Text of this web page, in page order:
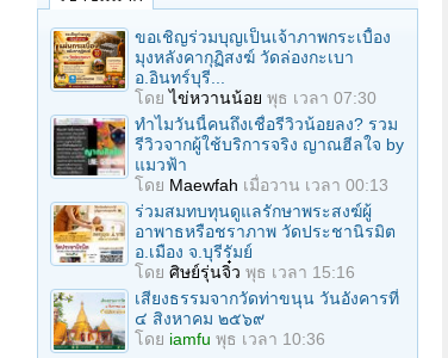
ขอเชิญร่วมบุญเป็นเจ้าภาพกระเบื้อง
มุงหลังคากุฏิสงฆ์ วัดล่องกะเบา
อ.อินทร์บุรี...
โดยไข่หวานน้อย พุธ เวลา 07:30
ทำไมวันนี้คนถึงเชื่อรีวิวน้อยลง? รวม
รีวิวจากผู้ใช้บริการจริง ญาณฮีลใจ by
แมวฟ้า
โดย Maewfah เมื่อวาน เวลา 00:13
ร่วมสมทบทุนดูแลรักษาพระสงฆ์ผู้
อาพาธหรือชราภาพ วัดประชานิรมิต
อ.เมือง จ.บุรีรัมย์
โดย ศิษย์รุ่นจิ๋ว พุธ เวลา 15:16
เสียงธรรมจากวัดท่าขนุน วันอังคารที่
๔ สิงหาคม ๒๕๖๙
โดย iamfu พุธ เวลา 10:36